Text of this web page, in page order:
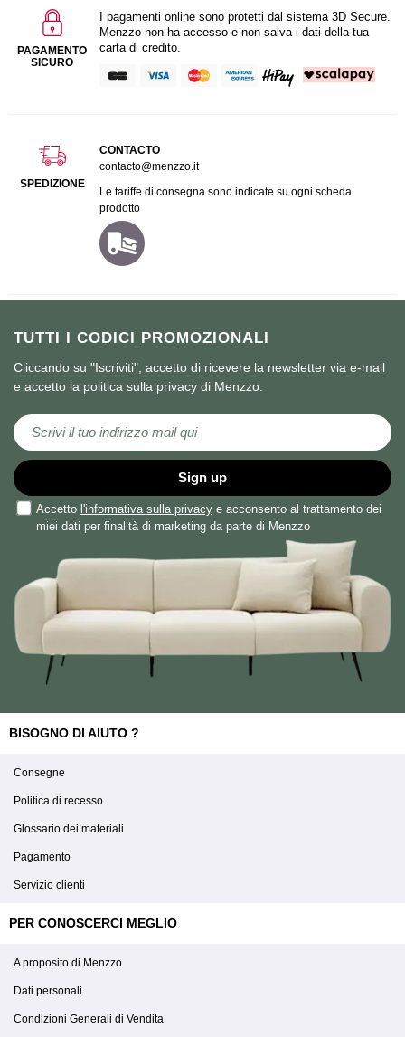
TUTTI I CODICI PROMOZIONALI
Cliccando su "Iscriviti", accetto di ricevere la newsletter via e-mail
e accetto la politica sulla privacy di Menzzo.
Iscriviti alla nostra Newsletter:
Sign up
Accetto l'informativa sulla privacy e acconsento al trattamento dei
miei dati per finalità di marketing da parte di Menzzo
PAGAMENTO
SICURO
I pagamenti online sono protetti dal sistema 3D Secure.
Menzzo non ha accesso e non salva i dati della tua
carta di credito.
SPEDIZIONE
CONTACTO
contacto@menzzo.it
Le tariffe di consegna sono indicate su ogni scheda
prodotto
BISOGNO DI AIUTO ?
Consegne
Politica di recesso
Glossario dei materiali
Pagamento
Servizio clienti
PER CONOSCERCI MEGLIO
A proposito di Menzzo
Dati personali
Condizioni Generali di Vendita